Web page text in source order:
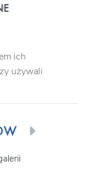
ich
używali